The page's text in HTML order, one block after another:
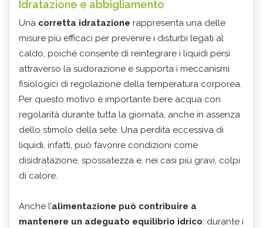
Idratazione e abbigliamento
Una corretta idratazione rappresenta una delle
misure più efficaci per prevenire i disturbi legati al
caldo, poiché consente di reintegrare i liquidi persi
attraverso la sudorazione e supporta i meccanismi
fisiologici di regolazione della temperatura corporea.
Per questo motivo è importante bere acqua con
regolarità durante tutta la giornata, anche in assenza
dello stimolo della sete. Una perdita eccessiva di
liquidi, infatti, può favorire condizioni come
disidratazione, spossatezza e, nei casi più gravi, colpi
di calore.
Anche l’alimentazione può contribuire a
mantenere un adeguato equilibrio idrico: durante i